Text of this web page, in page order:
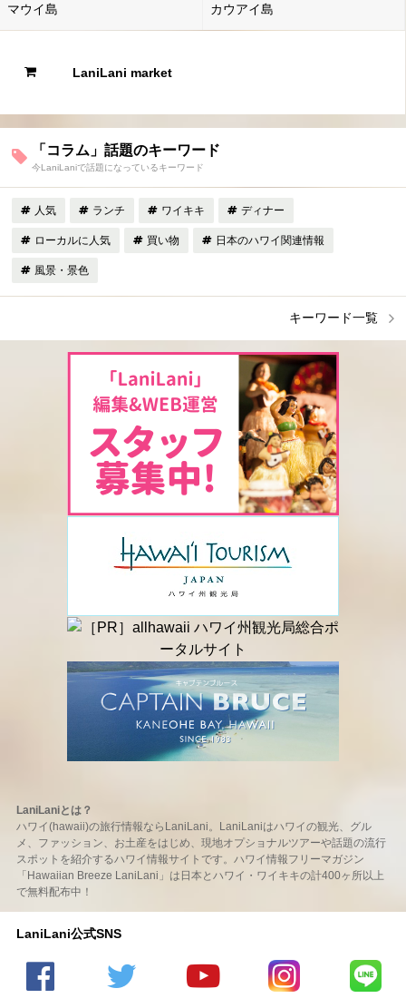
マウイ島 カウアイ島
LaniLani market
「コラム」話題のキーワード
今LaniLaniで話題になっているキーワード
人気 ランチ ワイキキ ディナー
ローカルに人気 買い物 日本のハワイ関連情報
風景・景色
キーワード一覧
LaniLaniとは？
ハワイ(hawaii)の旅行情報ならLaniLani。LaniLaniはハワイの観光、グル
メ、ファッション、お土産をはじめ、現地オプショナルツアーや話題の流行
スポットを紹介するハワイ情報サイトです。ハワイ情報フリーマガジン
「Hawaiian Breeze LaniLani」は日本とハワイ・ワイキキの計400ヶ所以上
で無料配布中！
LaniLani公式SNS